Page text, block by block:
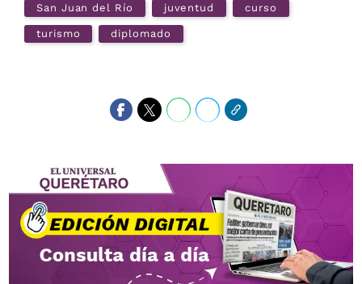
San Juan del Río juventud curso
turismo diplomado